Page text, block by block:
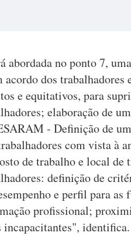
abordada no ponto 7,
dos
e equitativos, para
elaboração de
- Definição de
com vista à
de trabalho e local de
definição de
e perfil para
profissional;
incapacitantes", identifica.